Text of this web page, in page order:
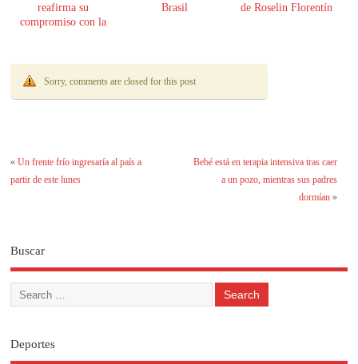
reafirma su
compromiso con la
Brasil
de Roselin Florentín
Sorry, comments are closed for this post
«Un frente frío ingresaría al país a
partir de este lunes
Bebé está en terapia intensiva tras caer
a un pozo, mientras sus padres
dormían»
Buscar
Deportes